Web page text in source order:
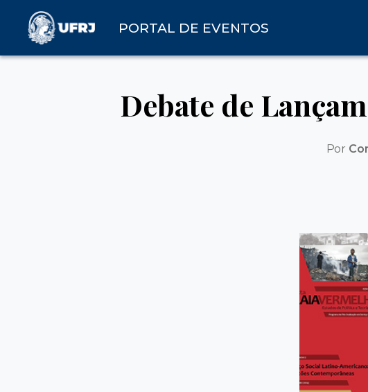
PORTAL DE EVENTOS
Debate de
Por